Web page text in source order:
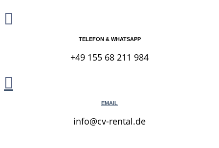

TELEFON & WHATSAPP
+49 155 68 211 984

EMAIL
info@cv-rental.de